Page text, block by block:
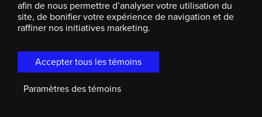
afin de nous permettre d’analyser votre utilisation du
site, de bonifier votre expérience de navigation et de
raffiner nos initiatives marketing.
Accepter tous les témoins
Paramètres des témoins